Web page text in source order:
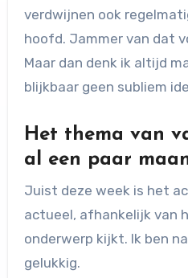
verdwijnen ook
hoofd. Jammer van dat
Maar dan denk ik altijd
blijkbaar geen subliem
Het thema van
al een paar
Juist deze week is het
actueel, afhankelijk van
onderwerp kijkt. Ik ben
gelukkig.